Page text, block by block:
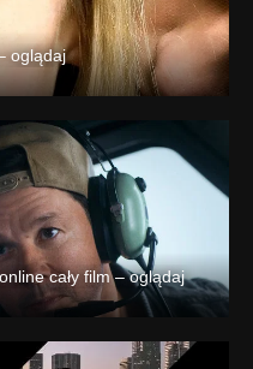
oglądaj
cały film – oglądaj